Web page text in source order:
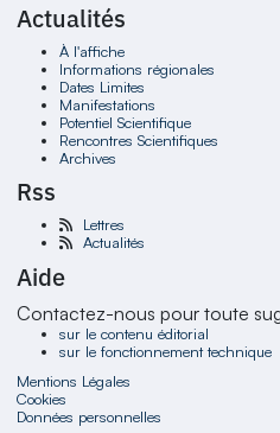
Actualités
À l'affiche
Informations régionales
Dates Limites
Manifestations
Potentiel Scientifique
Rencontres Scientifiques
Archives
Rss
Lettres
Actualités
Aide
Contactez-nous pour toute
sur le contenu éditorial
sur le fonctionnement technique
Mentions Légales
Cookies
Données personnelles